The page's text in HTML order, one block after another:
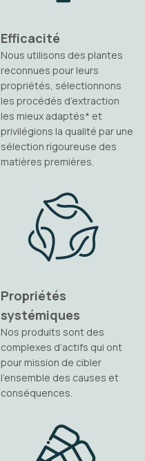
Efficacité
Nous utilisons des plantes
reconnues pour leurs
propriétés, sélectionnons
les procédés d’extraction
les mieux adaptés* et
privilégions la qualité par une
sélection rigoureuse des
matières premières.
Propriétés
systémiques
Nos produits sont des
complexes d’actifs qui ont
pour mission de cibler
l’ensemble des causes et
conséquences.